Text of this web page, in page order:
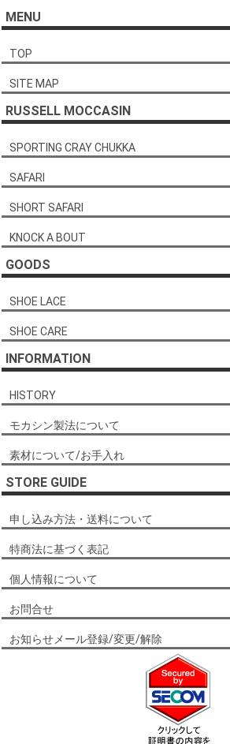
MENU
TOP
SITE MAP
RUSSELL MOCCASIN
SPORTING CRAY CHUKKA
SAFARI
SHORT SAFARI
KNOCK A BOUT
GOODS
SHOE LACE
SHOE CARE
INFORMATION
HISTORY
モカシン製法について
素材について/お手入れ
STORE GUIDE
申し込み方法・送料について
特商法に基づく表記
個人情報について
お問合せ
お知らせメール登録/変更/解除